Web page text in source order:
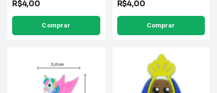
R$4,00
Comprar
R$4,00
Comprar